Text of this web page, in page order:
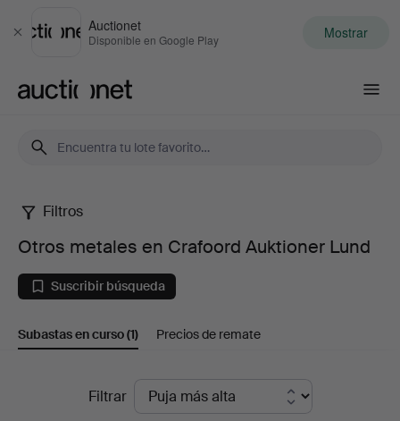
Cerrar
Auctionet
Disponible en Google Play Mostrar
Otros
metales
en
Crafoord
Auktioner
Filtros
Otros metales en Crafoord Auktioner Lund
Suscribir búsqueda
Subastas en curso(1) Precios de remate
SubastasFiltrar